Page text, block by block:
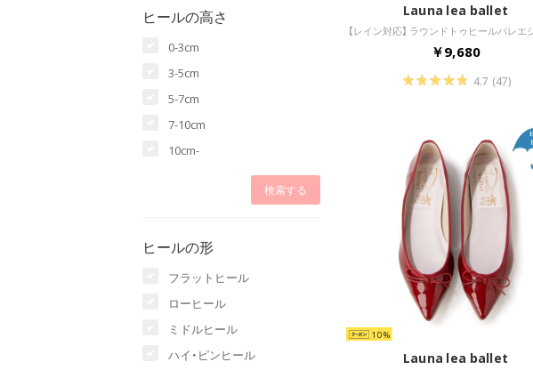
ヒールの高さ
0-3cm
3-5cm
5-7cm
7-10cm
10cm-
ヒールの形
フラットヒール
ローヒール
ミドルヒール
ハイ・ピンヒール
Launa lea ballet
￥9,680
4.7 (47)
10
Launa lea ballet